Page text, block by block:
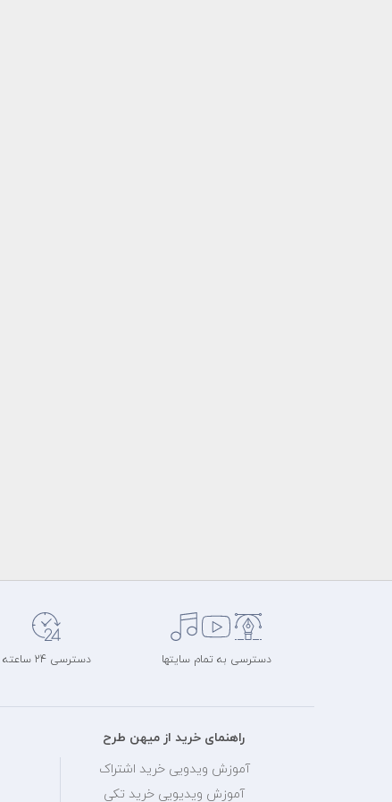
دسترسی به تمام سایتها دسترسی 24 ساعته
راهنمای خرید از میهن طرح
آموزش ویدویی خرید اشتراک
آموزش ویدیویی خرید تکی